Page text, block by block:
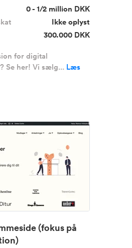
0 - 1/2 million DKK
Ikke oplyst
300.000 DKK
for digital
Se her! Vi sælg... Læs
(fokus på